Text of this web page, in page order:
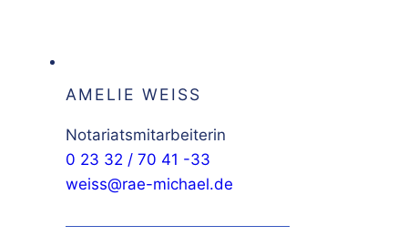
AMELIE WEISS
Notariatsmitarbeiterin
0 23 32 / 70 41 -33
weiss@rae-michael.de